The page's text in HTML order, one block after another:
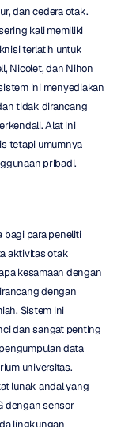
dan cedera otak.
kali memiliki
terlatih untuk
Nicolet, dan Nihon
ini menyediakan
tidak dirancang
Alat ini
tetapi umumnya
pribadi.
bagi para peneliti
aktivitas otak
kesamaan dengan
dengan
Sistem ini
dan sangat penting
data
universitas.
lunak andal yang
dengan sensor
lingkungan